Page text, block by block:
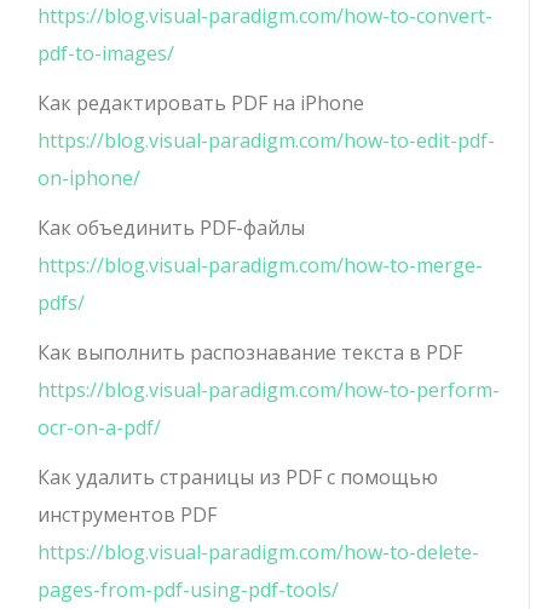
https://blog.visual-paradigm.com/how-to-convert-
pdf-to-images/
Как редактировать PDF на iPhone
https://blog.visual-paradigm.com/how-to-edit-pdf-
on-iphone/
Как объединить PDF-файлы
https://blog.visual-paradigm.com/how-to-merge-
pdfs/
Как выполнить распознавание текста в PDF
https://blog.visual-paradigm.com/how-to-perform-
ocr-on-a-pdf/
Как удалить страницы из PDF с помощью
инструментов PDF
https://blog.visual-paradigm.com/how-to-delete-
pages-from-pdf-using-pdf-tools/